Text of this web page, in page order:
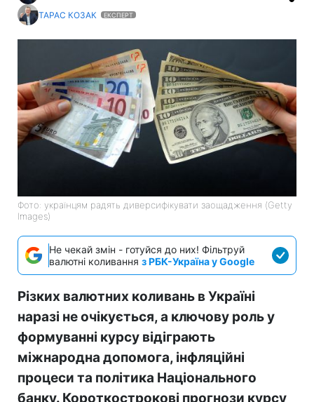
ТАРАС КОЗАК
ЕКСПЕРТ
Фото: українцям радять диверсифікувати заощадження (Getty
Images)
Не чекай змін - готуйся до них! Фільтруй
валютні коливання з РБК-Україна у Google
Різких валютних коливань в Україні
наразі не очікується, а ключову роль у
формуванні курсу відіграють
міжнародна допомога, інфляційні
процеси та політика Національного
банку. Короткострокові прогнози курсу